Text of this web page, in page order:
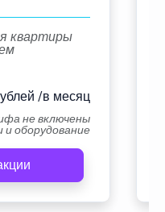
квартиры
/в месяц
не включены
и оборудование